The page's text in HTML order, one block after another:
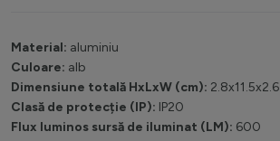
Material: aluminiu
Culoare: alb
Dimensiune totală HxLxW (cm): 2.8x11.5x2.6
Clasă de protecție (IP): IP20
Flux luminos sursă de iluminat (LM): 600